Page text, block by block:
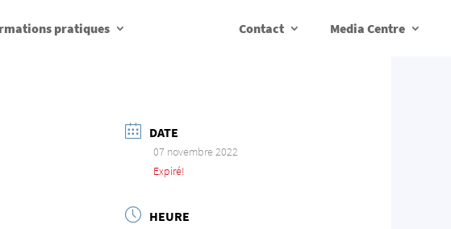
pratiques Contact Media Centre
DATE
07 novembre 2022
Expiré!
HEURE